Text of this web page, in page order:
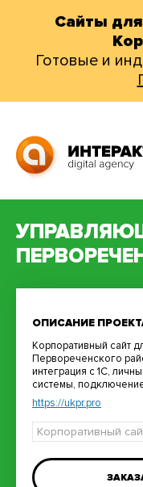
Сайты
Готовые и
ОПИСАНИЕ
Корпоративный сайт
Первореченского
интеграция с 1С,
системы,
https://ukpr.pro
Корпоративный